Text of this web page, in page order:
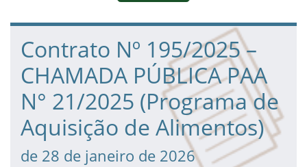
Fim da navegação
Início do conteúdo
Contrato Nº 195/2025 –
CHAMADA PÚBLICA PAA
N° 21/2025 (Programa de
Aquisição de Alimentos)
de 28 de janeiro de 2026